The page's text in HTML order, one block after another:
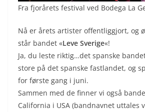
Fra fjorårets festival ved Bodega La
Nå er årets artister offentliggjort, og
står bandet «Leve Sverige«!
Ja, du leste riktig…det spanske
store på det spanske fastlandet, og
for første gang i juni.
Sammen med de finner vi også
California i USA (bandnavnet uttales